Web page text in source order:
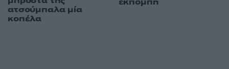
ατσούμπαλα μία
κοπέλα